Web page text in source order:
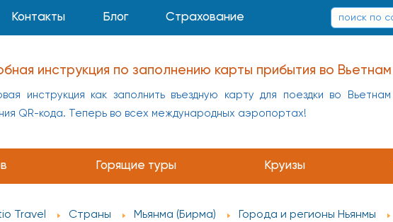
Контакты Блог Страхование
инструкция по заполнению карты прибытия во Вьетнам
инструкция как заполнить въездную карту для поездки во
QR-кода. Теперь во всех международных аэропортах!
Горящие туры Круизы
Travel Страны Мьянма (Бирма) Города и регионы Ньянмы